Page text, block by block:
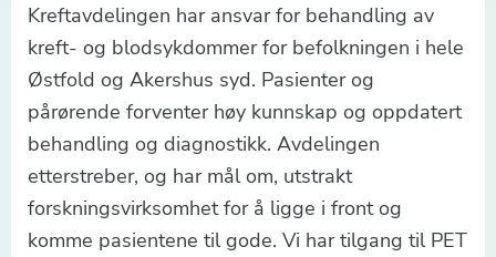
Kreftavdelingen har ansvar for behandling av
kreft- og blodsykdommer for befolkningen i hele
Østfold og Akershus syd. Pasienter og
pårørende forventer høy kunnskap og oppdatert
behandling og diagnostikk. Avdelingen
etterstreber, og har mål om, utstrakt
forskningsvirksomhet for å ligge i front og
komme pasientene til gode. Vi har tilgang til PET